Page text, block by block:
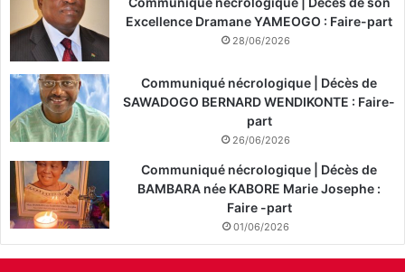
Excellence Dramane YAMEOGO : Faire-part
28/06/2026
Communiqué nécrologique | Décès de
SAWADOGO BERNARD WENDIKONTE : Faire-
part
26/06/2026
Communiqué nécrologique | Décès de
BAMBARA née KABORE Marie Josephe :
Faire -part
01/06/2026